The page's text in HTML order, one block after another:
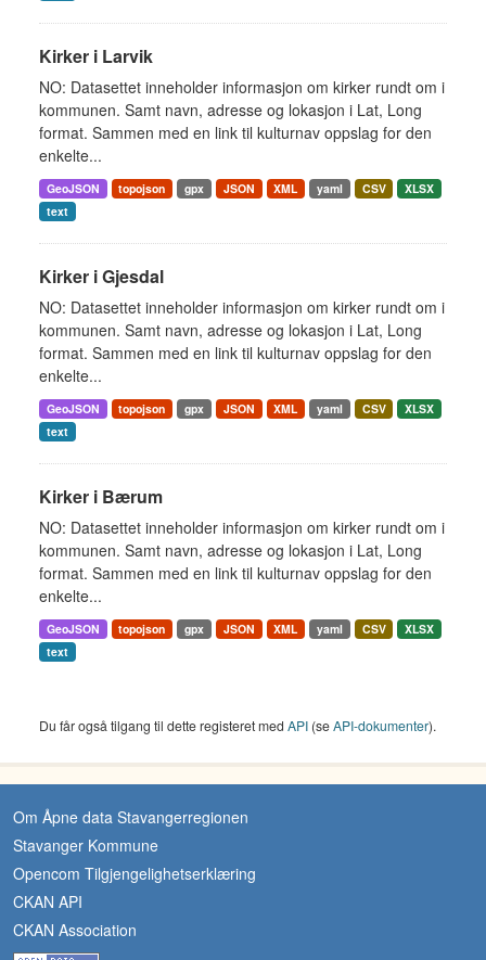
Kirker i Larvik
NO: Datasettet inneholder informasjon om kirker rundt om i
kommunen. Samt navn, adresse og lokasjon i Lat, Long
format. Sammen med en link til kulturnav oppslag for den
enkelte...
GeoJSON topojson gpx JSON XML yaml CSV
XLSX
text
Kirker i Gjesdal
NO: Datasettet inneholder informasjon om kirker rundt om i
kommunen. Samt navn, adresse og lokasjon i Lat, Long
format. Sammen med en link til kulturnav oppslag for den
enkelte...
GeoJSON topojson gpx JSON XML yaml CSV
XLSX
text
Kirker i Bærum
NO: Datasettet inneholder informasjon om kirker rundt om i
kommunen. Samt navn, adresse og lokasjon i Lat, Long
format. Sammen med en link til kulturnav oppslag for den
enkelte...
GeoJSON topojson gpx JSON XML yaml CSV
XLSX
text
Du får også tilgang til dette registeret med API (seAPI-dokumenter).
Om Åpne data Stavangerregionen
Stavanger Kommune
Opencom Tilgjengelighetserklæring
CKAN API
CKAN Association